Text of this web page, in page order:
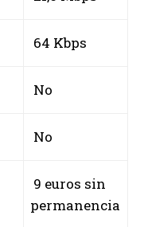
64 Kbps
No
No
9 euros sin
permanencia